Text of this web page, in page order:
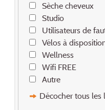
Sèche cheveux
Studio
Utilisateurs de
Vélos à
Wellness
Wifi FREE
Autre
Décocher tous les